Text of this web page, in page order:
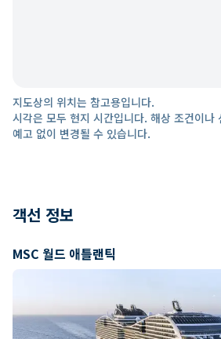
지도상의 위치는 참고용입니다.
시각은 모두 현지 시간입니다. 해상 조건이나
예고 없이 변경될 수 있습니다.
객선 정보
MSC 월드 애틀랜틱